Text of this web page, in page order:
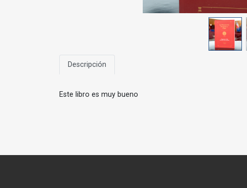
Descripción
Este libro es muy bueno